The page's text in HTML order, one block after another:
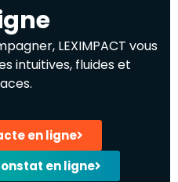
LEXIMPACT vous
intuitives, fluides et
en ligne
en ligne